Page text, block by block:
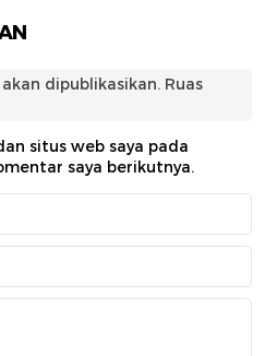
dipublikasikan. Ruas
situs web saya pada
saya berikutnya.